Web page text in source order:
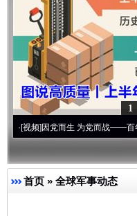
1
因党而生 为党而战——百年“纪”事⑧
首页 » 全球军事动态